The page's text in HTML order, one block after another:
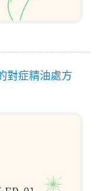
對症精油處方